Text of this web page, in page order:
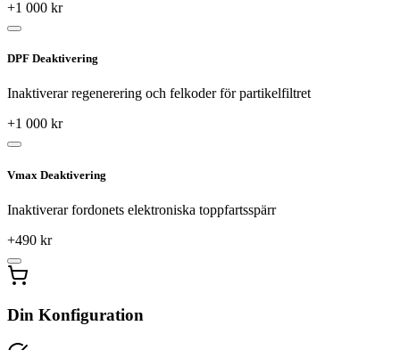
+1 000 kr
DPF Deaktivering
Inaktiverar regenerering och felkoder för partikelfiltret
+1 000 kr
Vmax Deaktivering
Inaktiverar fordonets elektroniska toppfartsspärr
+490 kr
Din Konfiguration